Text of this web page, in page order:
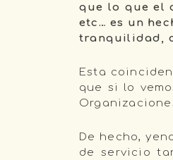
que lo que el
etc… es un
tranquilidad,
Esta
que si lo
De hecho,
de servicio